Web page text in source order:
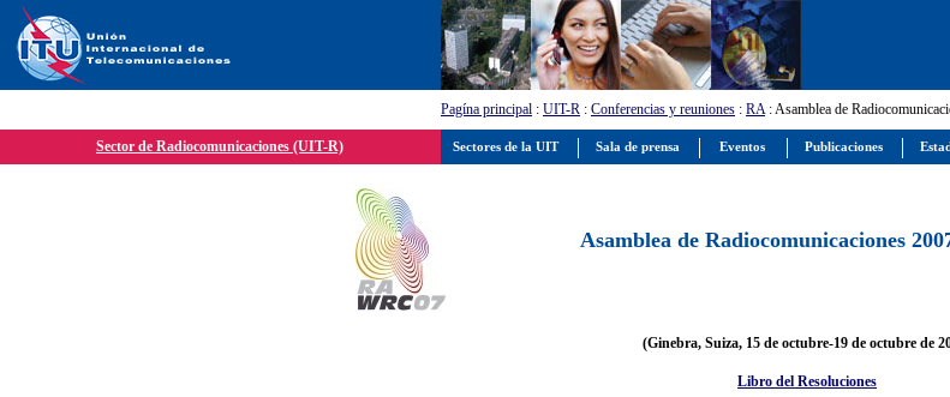
Pagína principal : UIT-R : Conferencias y reuniones : RA: Asamblea de
Sector de Radiocomunicaciones (UIT-R)
Asamblea de Radiocomunicaciones
(Ginebra, Suiza, 15 de octubre-19 de octubre de
Libro del Resoluciones
Sectores de la UIT Sala de prensa Eventos Publicaciones